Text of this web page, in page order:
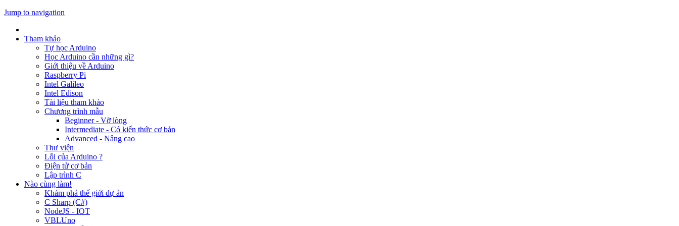
Jump to navigation
Tham khảo
Tự học Arduino
Học Arduino cần những gì?
Giới thiệu về Arduino
Raspberry Pi
Intel Galileo
Intel Edison
Tài liệu tham khảo
Chương trình mẫu
Beginner - Vỡ lòng
Intermediate - Có kiến thức cơ bản
Advanced - Nâng cao
Thư viện
Lỗi của Arduino ?
Điện tử cơ bản
Lập trình C
Nào cùng làm!
Khám phá thế giới dự án
C Sharp (C#)
NodeJS - IOT
VBLUno